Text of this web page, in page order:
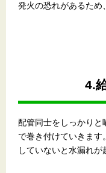
発火の恐れがあるため
4.
配管同士をしっかりと
で巻き付けていきま
していないと水漏れが